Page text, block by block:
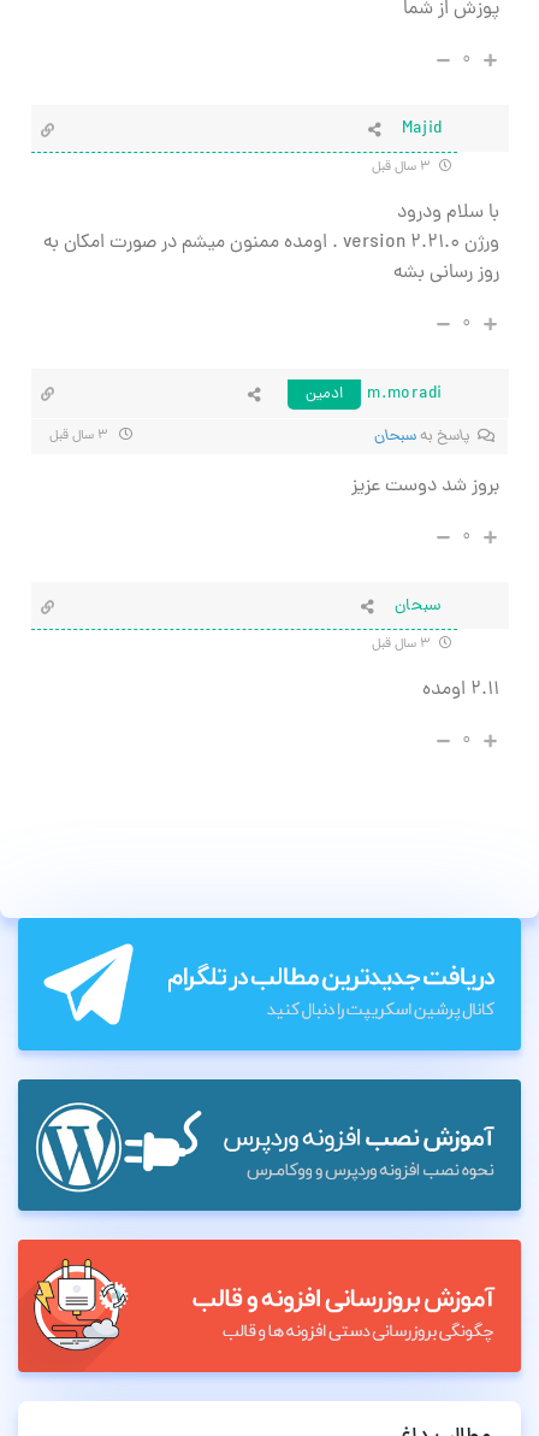
پوزش از شما
۰
Majid
با سلام ودرود
ورژن version 2.21.0
. اومده ممنون میشم در صورت امکان به
روز رسانی بشه
۰
m.moradi
ادمین
پاسخ بهسبحان
بروز شد دوست عزیز
۰
سبحان
۲.۱۱ اومده
۰